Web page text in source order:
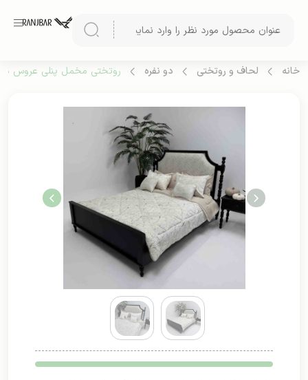
خانه لحاف و روتختی دو نفره روتختی مخمل پنلی عروس دو